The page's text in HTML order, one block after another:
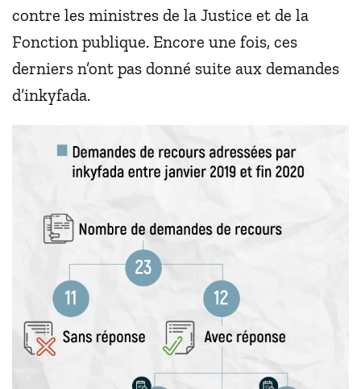
contre les ministres de la Justice et de la
Fonction publique. Encore une fois, ces
derniers n’ont pas donné suite aux demandes
d’inkyfada.